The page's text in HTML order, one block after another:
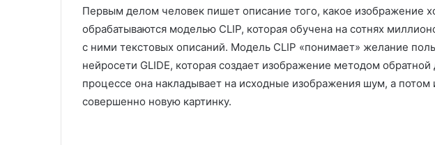
Первым делом человек пишет описание того, какое изображение
обрабатываются моделью CLIP, которая обучена на сотнях
с ними текстовых описаний. Модель CLIP «понимает» желание
нейросети GLIDE, которая создает изображение методом
процессе она накладывает на исходные изображения шум, а потом
совершенно новую картинку.